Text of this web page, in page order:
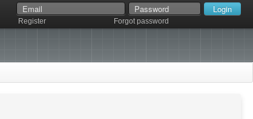
Register Forgot password